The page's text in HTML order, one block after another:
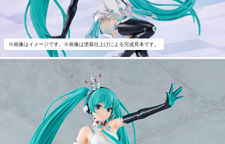
※画像はイメージです。※画像は塗装仕上げによる完成見本です。